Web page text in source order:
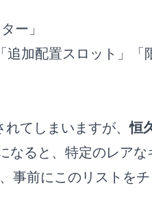
ー」
加配置スロット」「
れてしまいますが、恒
なると、特定のレアな
事前にこのリストを